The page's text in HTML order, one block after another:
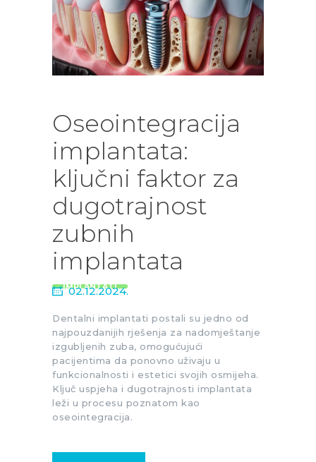
Oseointegracija
implantata:
ključni faktor za
dugotrajnost
zubnih
implantata
IMPLANTATI
02.12.2024.
Dentalni implantati postali su jedno od
najpouzdanijih rješenja za nadomještanje
izgubljenih zuba, omogućujući
pacijentima da ponovno uživaju u
funkcionalnosti i estetici svojih osmijeha.
Ključ uspjeha i dugotrajnosti implantata
leži u procesu poznatom kao
oseointegracija.